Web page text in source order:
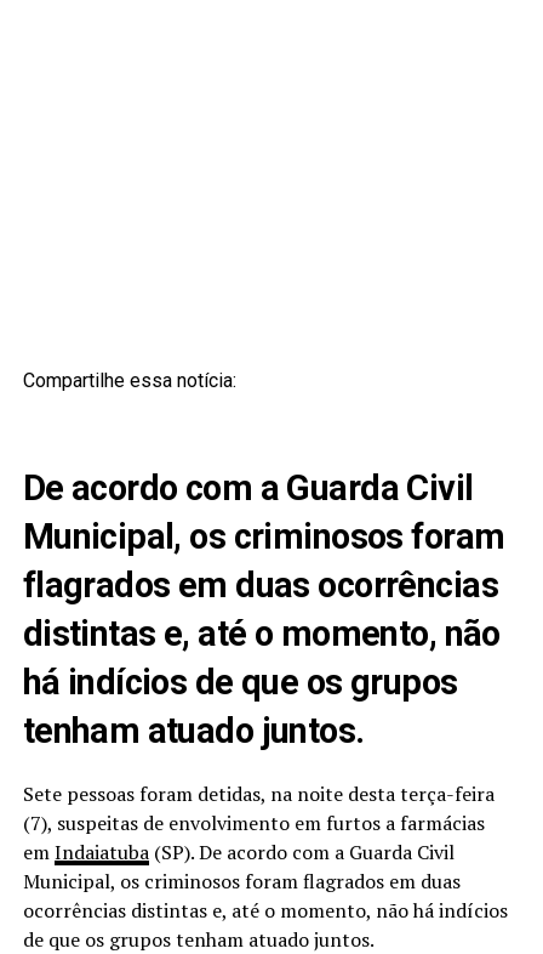
Compartilhe essa notícia:
De acordo com a Guarda Civil
Municipal, os criminosos foram
flagrados em duas ocorrências
distintas e, até o momento, não
há indícios de que os grupos
tenham atuado juntos.
Sete pessoas foram detidas, na noite desta terça-feira
(7), suspeitas de envolvimento em furtos a farmácias
emIndaiatuba(SP). De acordo com a Guarda Civil
Municipal, os criminosos foram flagrados em duas
ocorrências distintas e, até o momento, não há indícios
de que os grupos tenham atuado juntos.